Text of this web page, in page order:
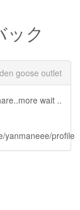
ク
goose outlet
wait ..
yanmaneee/profile